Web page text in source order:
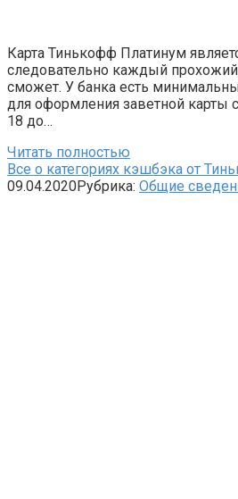
Карта Тинькофф Платинум
следовательно каждый прохожий
сможет. У банка есть
для оформления заветной карты
18 до…
Читать полностью
Все о категориях кэшбэка от
09.04.2020Рубрика: Общие